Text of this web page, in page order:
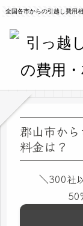
全国各市からの引越し費用
郡山市か
料金は？
＼300社